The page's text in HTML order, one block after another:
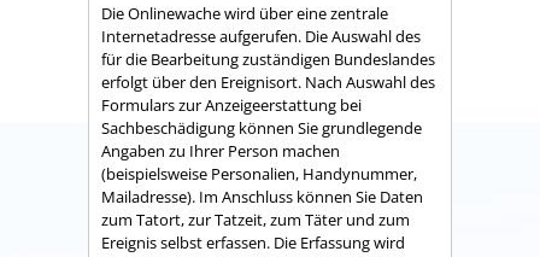
Die Onlinewache wird über eine zentrale
Internetadresse aufgerufen. Die Auswahl des
für die Bearbeitung zuständigen Bundeslandes
erfolgt über den Ereignisort. Nach Auswahl des
Formulars zur Anzeigeerstattung bei
Sachbeschädigung können Sie grundlegende
Angaben zu Ihrer Person machen
(beispielsweise Personalien, Handynummer,
Mailadresse). Im Anschluss können Sie Daten
zum Tatort, zur Tatzeit, zum Täter und zum
Ereignis selbst erfassen. Die Erfassung wird